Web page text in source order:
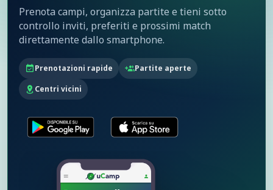
21:00 - 22:00 21:00 - 22:00
22:00 - 23:00
22:00 - 23:00
60.00 €
PAGA AL CAMPO
23:00 - 00:00
23:00 - 00:00
Prenota campi, organizza partite e tieni sotto
controllo inviti, preferiti e prossimi match
direttamente dallo smartphone.
Prenotazioni rapide
Partite aperte
Centri vicini